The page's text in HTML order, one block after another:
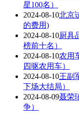
星100名）
2024-08-10北京
的费用)
2024-08-10厨具
榜前十名）
2024-08-10农用
四驱农用车）
2024-08-10王副
下场大结局）
2024-08-09聂荣
争）